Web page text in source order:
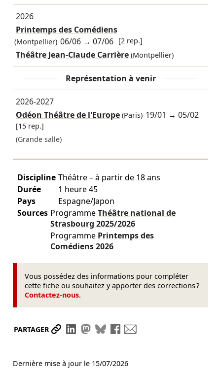
2026
Printemps des Comédiens
(Montpellier) 06/06 →07/06 [2 rep.]
Théâtre Jean-Claude Carrière (Montpellier)
Représentation à venir
2026-2027
Odéon Théâtre de l'Europe(Paris) 19/01 →05/02
[15 rep.]
(Grande salle)
Discipline Théâtre – à partir de 18 ans
Durée
1 heure 45
Pays
Espagne/Japon
Sources ProgrammeThéâtre national de
Strasbourg 2025/2026
Programme Printemps des
Comédiens2026
Vous possédez des informations pour compléter
cette fiche ou souhaitez y apporter des corrections ?
Contactez-nous.
PARTAGER Partager le lien
Partager sur LinkedIn
Partager sur Mastodon
Partager sur Bluesky
Partager sur Facebook
Dernière mise à jour le 15/07/2026